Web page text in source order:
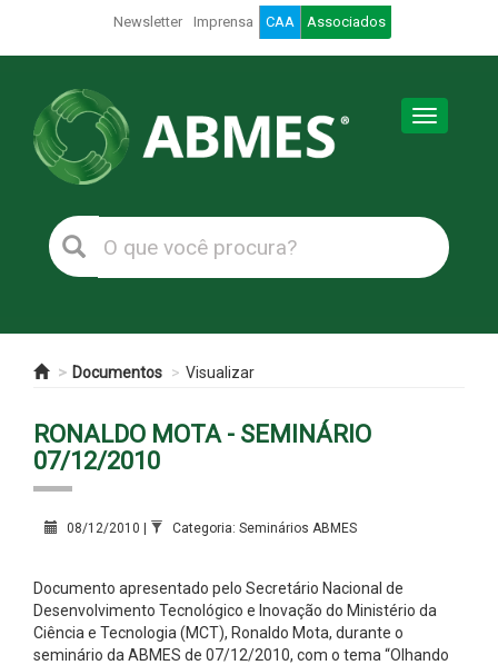
Newsletter Imprensa CAA Associados
Toggle
Documentos Visualizar
RONALDO MOTA - SEMINÁRIO
07/12/2010
08/12/2010 | Categoria: Seminários ABMES
Documento apresentado pelo Secretário Nacional de
Desenvolvimento Tecnológico e Inovação do Ministério da
Ciência e Tecnologia (MCT), Ronaldo Mota, durante o
seminário da ABMES de 07/12/2010, com o tema “Olhando